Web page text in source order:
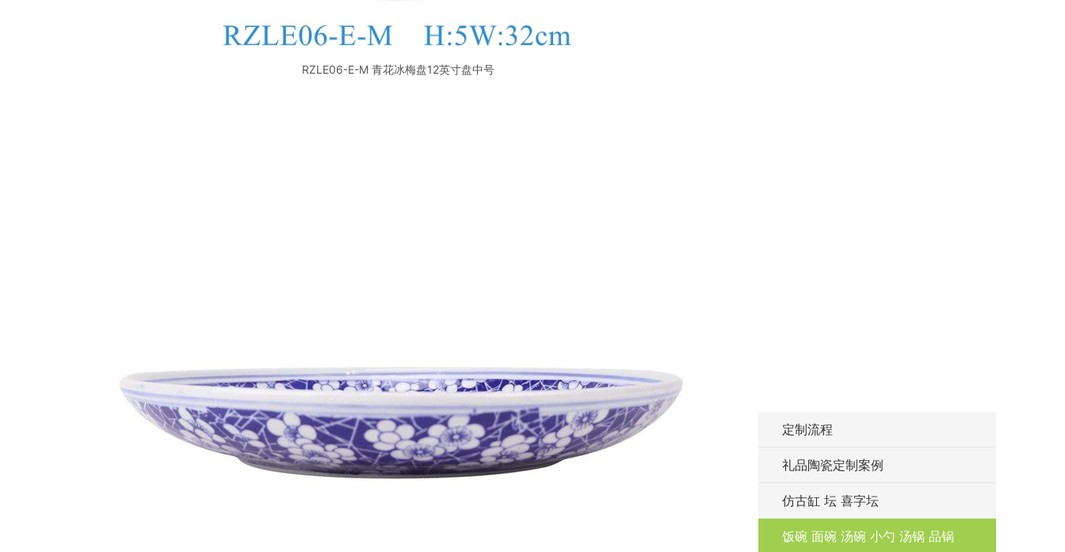
RZLE06-E-M 青花冰梅盘12英寸盘中号
定制流程
礼品陶瓷定制案例
仿古缸 坛 喜字坛
饭碗 面碗 汤碗 小勺 汤锅 品锅